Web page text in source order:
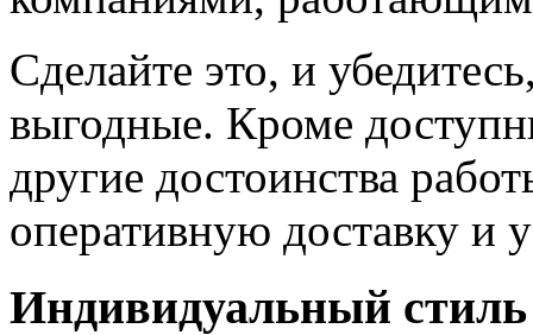
Сделайте это, и
выгодные. Кроме
другие достоинства
оперативную доставку и
Индивидуальный стиль